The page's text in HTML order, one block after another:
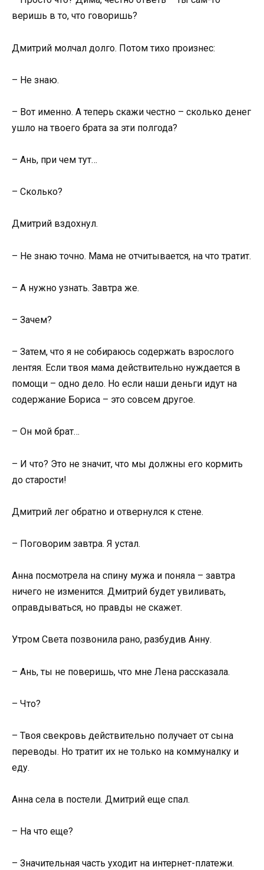
веришь в то, что говоришь?
Дмитрий молчал долго. Потом тихо произнес:
– Не знаю.
– Вот именно. А теперь скажи честно – сколько денег
ушло на твоего брата за эти полгода?
– Ань, при чем тут…
– Сколько?
Дмитрий вздохнул.
– Не знаю точно. Мама не отчитывается, на что тратит.
– А нужно узнать. Завтра же.
– Зачем?
– Затем, что я не собираюсь содержать взрослого
лентяя. Если твоя мама действительно нуждается в
помощи – одно дело. Но если наши деньги идут на
содержание Бориса – это совсем другое.
– Он мой брат…
– И что? Это не значит, что мы должны его кормить
до старости!
Дмитрий лег обратно и отвернулся к стене.
– Поговорим завтра. Я устал.
Анна посмотрела на спину мужа и поняла – завтра
ничего не изменится. Дмитрий будет увиливать,
оправдываться, но правды не скажет.
Утром Света позвонила рано, разбудив Анну.
– Ань, ты не поверишь, что мне Лена рассказала.
– Что?
– Твоя свекровь действительно получает от сына
переводы. Но тратит их не только на коммуналку и
еду.
Анна села в постели. Дмитрий еще спал.
– На что еще?
– Значительная часть уходит на интернет-платежи.